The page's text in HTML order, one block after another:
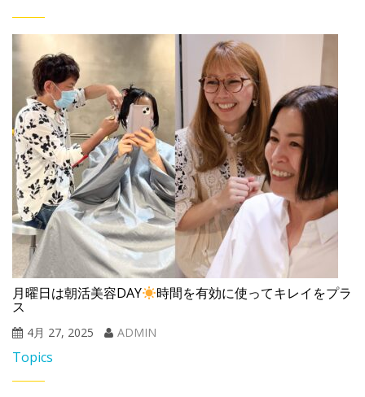
月曜日は朝活美容DAY 時間を有効に使ってキレイをプラ
ス
4月 27, 2025 ADMIN
Topics